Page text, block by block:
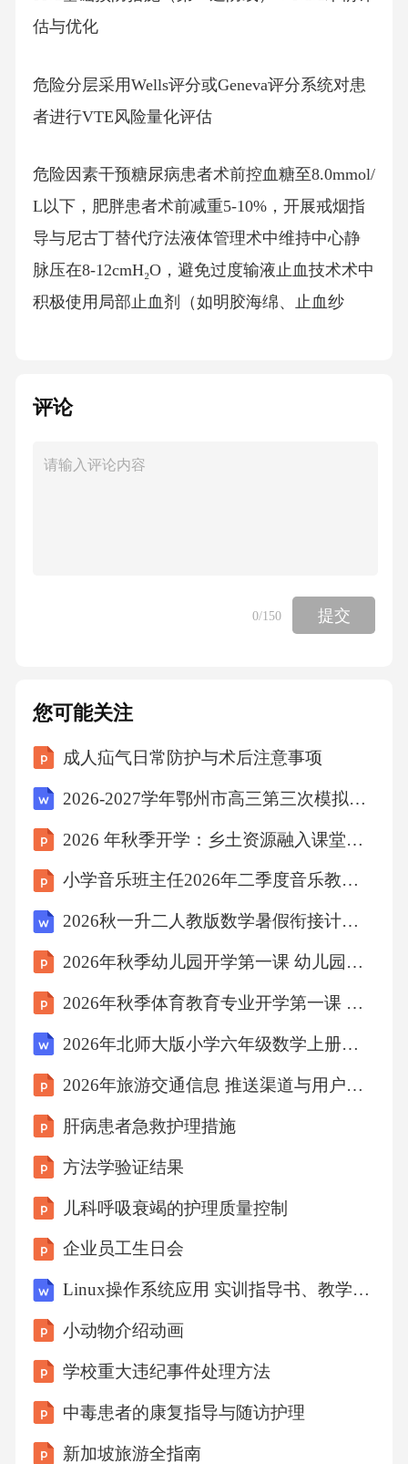
估与优化
危险分层采用Wells评分或Geneva评分系统对患
者进行VTE风险量化评估
危险因素干预糖尿病患者术前控血糖至8.0mmol/
L以下，肥胖患者术前减重5-10%，开展戒烟指
导与尼古丁替代疗法液体管理术中维持中心静
脉压在8-12cmH₂O，避免过度输液止血技术术中
积极使用局部止血剂（如明胶海绵、止血纱
中保护措施3.1基础预防措施（第一道防线）：
疼痛控制采用多模式镇痛方案（NSAIDs+对乙
动-术后48小时开始床旁踝关节主动活动（可负
重20%）3.2药物预防（第二道防线）：3.2.1抗
凝药物选择低分子肝素（LMWH）-剂量：依诺
度高，抗凝效果稳定维生素K拮抗剂（VKA）维
生素K拮抗剂（VKA）：华法林初始剂量3-5mg/
d，目标INR2.0-3.0，适用于肾功能正常、无出
血倾向患者新型口服抗凝药-剂量：利伐沙班10
mgqd或阿哌沙班20mgqd-优势：无需监测，依从
性更好3.2药物预防（第二道防线）：3.2.2给药
时机与疗程01启动时间：麻醉诱导后开始给
药，确保药物浓度在手术期间达到有效水平单
-10天（适用于低风险患者）-长期预防：术后3-
6个月（适用于高风险患者）03特殊人群肾功能
不全患者需调整LMWH剂量，肝功能不全患者
需谨慎使用VKA类药物。3.3机械预防（第三道
防线）：3.3.1下肢间歇充气加压装置（LIIFD）
工作原理：通过气压袋周期性加压促进静脉回
流单击此处添加项正文
使用规范-术后立即开始使用，每日8-12小时-压
评论
0/150 提交
您可能关注
成人疝气日常防护与术后注意事项
2026-2027学年鄂州市高三第三次模拟考试物理试卷（含答案解析）
2026 年秋季开学：乡土资源融入课堂教学培训
小学音乐班主任2026年二季度音乐教学班级美育总结
2026秋一升二人教版数学暑假衔接计算专项练习（含答案）
2026年秋季幼儿园开学第一课 幼儿园里真有趣
2026年秋季体育教育专业开学第一课 学术规范与科研入门教学设计
2026年北师大版小学六年级数学上册课时《分数的简便运算》教案
2026年旅游交通信息 推送渠道与用户偏好整合匹配
肝病患者急救护理措施
方法学验证结果
儿科呼吸衰竭的护理质量控制
企业员工生日会
Linux操作系统应用 实训指导书、教学大纲、课程标准
小动物介绍动画
学校重大违纪事件处理方法
中毒患者的康复指导与随访护理
新加坡旅游全指南